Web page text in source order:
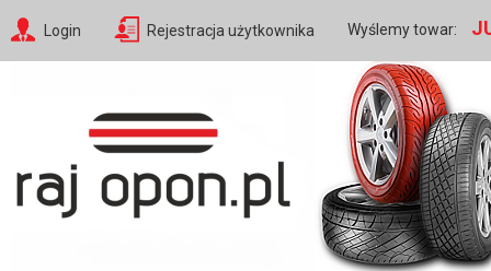
Login Rejestracja użytkownika Wyślemy towar: